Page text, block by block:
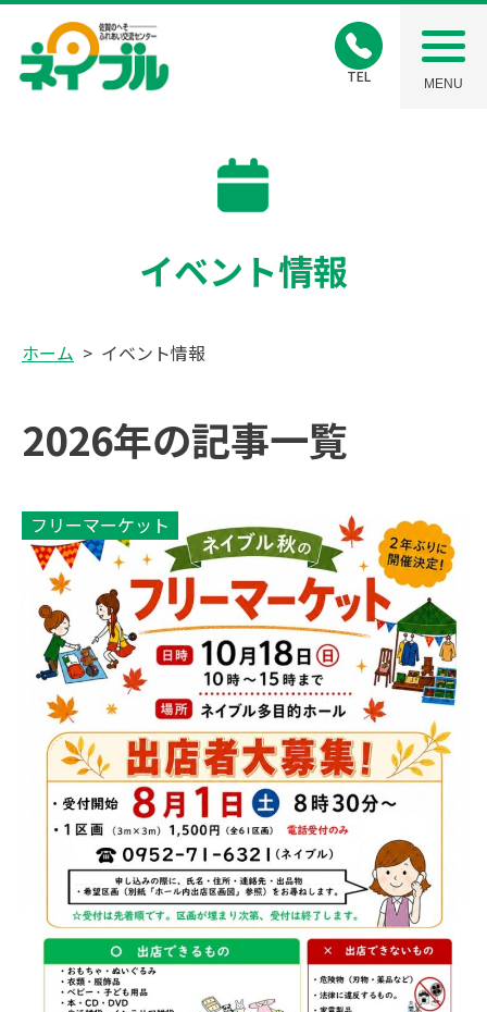
TEL MENU
イベント情報
ホーム イベント情報
2026年の記事一覧
フリーマーケット